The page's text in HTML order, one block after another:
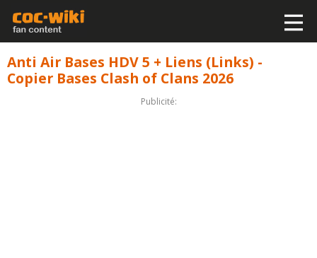
Anti Air Bases HDV 5 + Liens (Links) -
Copier Bases Clash of Clans 2026
Publicité: